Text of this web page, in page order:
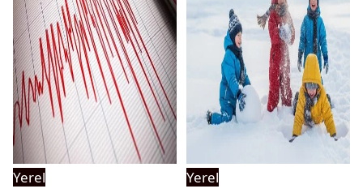
Yerel
Yerel